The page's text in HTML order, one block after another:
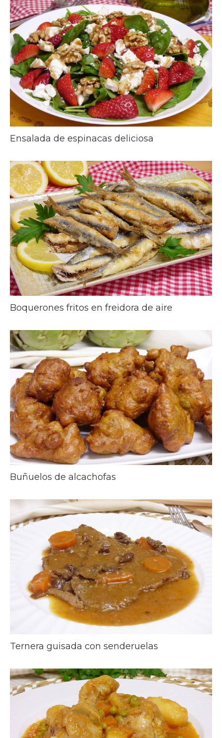
Ensalada de espinacas deliciosa
Boquerones fritos en freidora de aire
Buñuelos de alcachofas
Ternera guisada con senderuelas